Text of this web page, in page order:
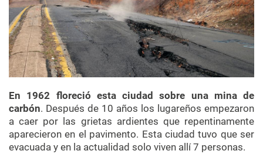
En 1962 floreció esta ciudad sobre una mina de
carbón. Después de 10 años los lugareños empezaron
a caer por las grietas ardientes que repentinamente
aparecieron en el pavimento. Esta ciudad tuvo que ser
evacuada y en la actualidad solo viven allí 7 personas.